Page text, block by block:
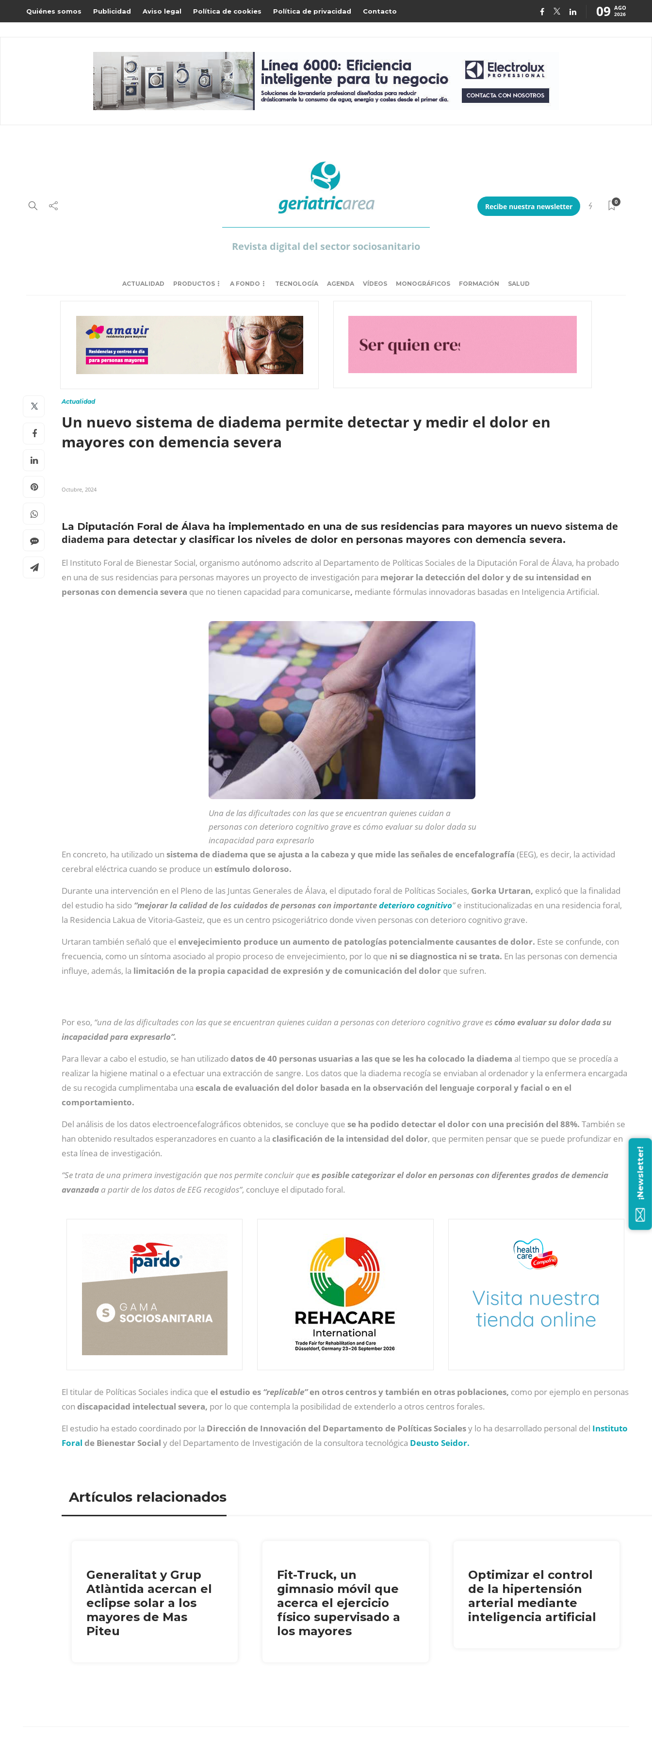
Quiénes somos Publicidad Aviso legal Política de cookies Política de privacidad Contacto 09 AGO
2026
Revista digital del sector sociosanitario
Recibe nuestra newsletter
0
ACTUALIDAD PRODUCTOS A FONDO TECNOLOGÍA AGENDA VÍDEOS MONOGRÁFICOS FORMACIÓN SALUD
Actualidad
Un nuevo sistema de diadema permite detectar y medir el dolor en
mayores con demencia severa
Octubre, 2024
La Diputación Foral de Álava ha implementado en una de sus residencias para mayores un nuevo sistema de
diadema para detectar y clasificar los niveles de dolor en personas mayores con demencia severa.
El Instituto Foral de Bienestar Social, organismo autónomo adscrito al Departamento de Políticas Sociales de la Diputación Foral de Álava, ha probado
en una de sus residencias para personas mayores un proyecto de investigación para mejorar la detección del dolor y de su intensidad en
personas con demencia severa que no tienen capacidad para comunicarse, mediante fórmulas innovadoras basadas en Inteligencia Artificial.
Una de las dificultades con las que se encuentran quienes cuidan a
personas con deterioro cognitivo grave es cómo evaluar su dolor dada su
incapacidad para expresarlo
En concreto, ha utilizado un sistema de diadema que se ajusta a la cabeza y que mide las señales de encefalografía (EEG), es decir, la actividad
cerebral eléctrica cuando se produce un estímulo doloroso.
Durante una intervención en el Pleno de las Juntas Generales de Álava, el diputado foral de Políticas Sociales, Gorka Urtaran, explicó que la finalidad
del estudio ha sido “mejorar la calidad de los cuidados de personas con importantedeterioro cognitivo” e institucionalizadas en una residencia foral,
la Residencia Lakua de Vitoria-Gasteiz, que es un centro psicogeriátrico donde viven personas con deterioro cognitivo grave.
Urtaran también señaló que el envejecimiento produce un aumento de patologías potencialmente causantes de dolor. Este se confunde, con
frecuencia, como un síntoma asociado al propio proceso de envejecimiento, por lo que ni se diagnostica ni se trata. En las personas con demencia
influye, además, la limitación de la propia capacidad de expresión y de comunicación del dolor que sufren.
Por eso, “una de las dificultades con las que se encuentran quienes cuidan a personas con deterioro cognitivo grave escómo evaluar su dolor dada su
incapacidad para expresarlo”.
Para llevar a cabo el estudio, se han utilizado datos de 40 personas usuarias a las que se les ha colocado la diadema al tiempo que se procedía a
realizar la higiene matinal o a efectuar una extracción de sangre. Los datos que la diadema recogía se enviaban al ordenador y la enfermera encargada
de su recogida cumplimentaba una escala de evaluación del dolor basada en la observación del lenguaje corporal y facial o en el
comportamiento.
Del análisis de los datos electroencefalográficos obtenidos, se concluye que se ha podido detectar el dolor con una precisión del 88%. También se
han obtenido resultados esperanzadores en cuanto a la clasificación de la intensidad del dolor, que permiten pensar que se puede profundizar en
esta línea de investigación.
“Se trata de una primera investigación que nos permite concluir quees posible categorizar el dolor en personas con diferentes grados de demencia
avanzada a partir de los datos de EEG recogidos”, concluye el diputado foral.
El titular de Políticas Sociales indica que el estudio es “replicable”en otros centros y también en otras poblaciones, como por ejemplo en personas
con discapacidad intelectual severa, por lo que contempla la posibilidad de extenderlo a otros centros forales.
El estudio ha estado coordinado por la Dirección de Innovación del Departamento de Políticas Socialesy lo ha desarrollado personal del Instituto
Foral de Bienestar Social y del Departamento de Investigación de la consultora tecnológica Deusto Seidor.
Artículos relacionados
Generalitat y Grup
Atlàntida acercan el
eclipse solar a los
mayores de Mas
Piteu
Fit-Truck, un
gimnasio móvil que
acerca el ejercicio
físico supervisado a
los mayores
Optimizar el control
de la hipertensión
arterial mediante
inteligencia artificial
¡Newsletter!